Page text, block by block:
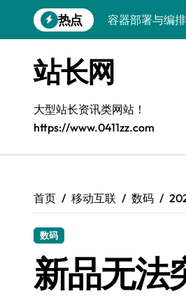
到
热点
容器部署与编
跨界融合：互
VR创业新路径
容器智能编排
模式革新驱动
Android开发视
容器部署与编
站长网
大型站长资讯类网站！
https://www.0411zz.com
首页 移动互联 数码
数码
新品无法